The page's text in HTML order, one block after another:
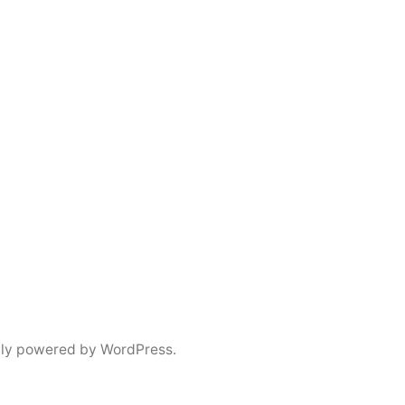
powered by WordPress.